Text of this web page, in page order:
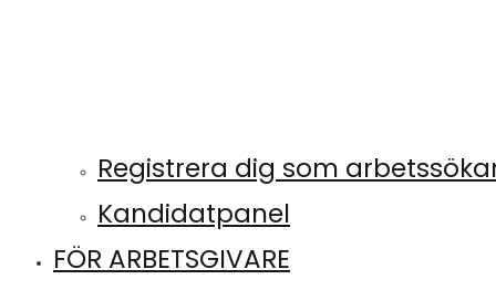
Registrera dig som
Kandidatpanel
FÖR ARBETSGIVARE